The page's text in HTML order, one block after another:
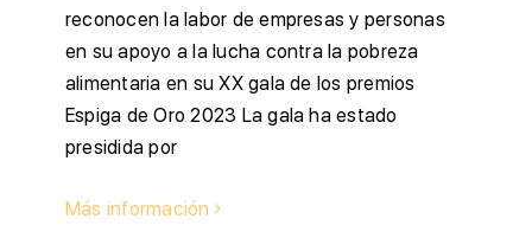
reconocen la labor de empresas y personas
en su apoyo a la lucha contra la pobreza
alimentaria en su XX gala de los premios
Espiga de Oro 2023 La gala ha estado
presidida por
Más información